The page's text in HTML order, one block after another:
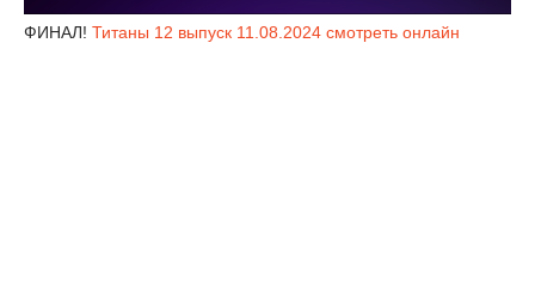
ФИНАЛ! Титаны 12 выпуск 11.08.2024 смотреть онлайн